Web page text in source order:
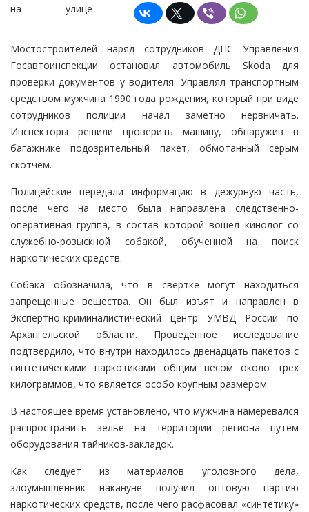
на улице
Мостостроителей наряд сотрудников ДПС Управления
Госавтоинспекции остановил автомобиль Skoda для
проверки документов у водителя. Управлял транспортным
средством мужчина 1990 года рождения, который при виде
сотрудников полиции начал заметно нервничать.
Инспекторы решили проверить машину, обнаружив в
багажнике подозрительный пакет, обмотанный серым
скотчем.
Полицейские передали информацию в дежурную часть,
после чего на место была направлена следственно-
оперативная группа, в состав которой вошел кинолог со
служебно-розыскной собакой, обученной на поиск
наркотических средств.
Собака обозначила, что в свертке могут находиться
запрещенные вещества. Он был изъят и направлен в
Экспертно-криминалистический центр УМВД России по
Архангельской области. Проведенное исследование
подтвердило, что внутри находилось двенадцать пакетов с
синтетическими наркотиками общим весом около трех
килограммов, что является особо крупным размером.
В настоящее время установлено, что мужчина намеревался
распространить зелье на территории региона путем
оборудования тайников-закладок.
Как следует из материалов уголовного дела,
злоумышленник накануне получил оптовую партию
наркотических средств, после чего расфасовал «синтетику»